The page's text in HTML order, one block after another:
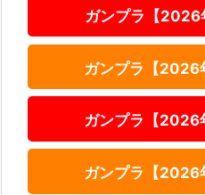
ガンプラ【2026
ガンプラ【2026
ガンプラ【2026
ガンプラ【2026